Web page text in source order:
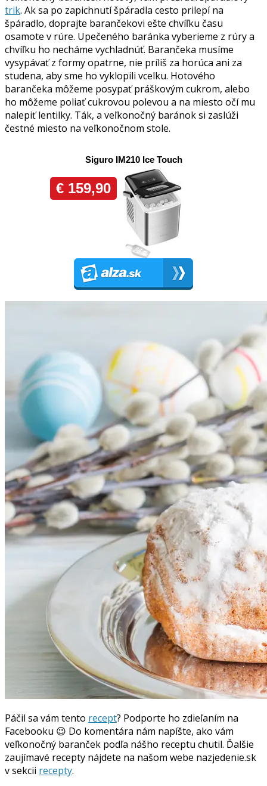
trik. Ak sa po zapichnutí špáradla cesto prilepí na
špáradlo, doprajte barančekovi ešte chvíľku času
osamote v rúre. Upečeného baránka vyberieme z rúry a
chvíľku ho necháme vychladnúť. Barančeka musíme
vysypávať z formy opatrne, nie príliš za horúca ani za
studena, aby sme ho vyklopili vcelku. Hotového
barančeka môžeme posypať práškovým cukrom, alebo
ho môžeme poliať cukrovou polevou a na miesto očí mu
nalepiť lentilky. Ták, a veľkonočný baránok si zaslúži
čestné miesto na veľkonočnom stole.
Páčil sa vám tento recept? Podporte ho zdieľaním na
Facebooku 😉 Do komentára nám napíšte, ako vám
veľkonočný baranček podľa nášho receptu chutil. Ďalšie
zaujímavé recepty nájdete na našom webe nazjedenie.sk
v sekcii recepty.